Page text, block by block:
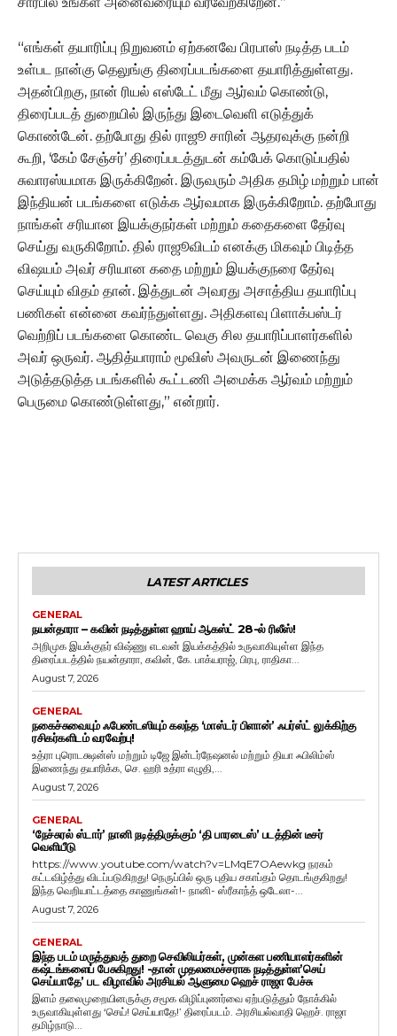
“எங்கள் தயாரிப்பு நிறுவனம் ஏற்கனவே பிரபாஸ் நடித்த படம்
உள்பட நான்கு தெலுங்கு திரைப்படங்களை தயாரித்துள்ளது.
அதன்பிறகு, நான் ரியல் எஸ்டேட் மீது ஆர்வம் கொண்டு,
திரைப்படத் துறையில் இருந்து இடைவெளி எடுத்துக்
கொண்டேன். தற்போது தில் ராஜூ சாரின் ஆதரவுக்கு நன்றி
கூறி, ‘கேம் சேஞ்சர்’ திரைப்படத்துடன் கம்பேக் கொடுப்பதில்
சுவாரஸ்யமாக இருக்கிறேன். இருவரும் அதிக தமிழ் மற்றும் பான்
இந்தியன் படங்களை எடுக்க ஆர்வமாக இருக்கிறோம். தற்போது
நாங்கள் சரியான இயக்குநர்கள் மற்றும் கதைகளை தேர்வு
செய்து வருகிறோம். தில் ராஜூவிடம் எனக்கு மிகவும் பிடித்த
விஷயம் அவர் சரியான கதை மற்றும் இயக்குநரை தேர்வு
செய்யும் விதம் தான். இத்துடன் அவரது அசாத்திய தயாரிப்பு
பணிகள் என்னை கவர்ந்துள்ளது. அதிகளவு பிளாக்பஸ்டர்
வெற்றிப் படங்களை கொண்ட வெகு சில தயாரிப்பாளர்களில்
அவர் ஒருவர். ஆதித்யாராம் மூவிஸ் அவருடன் இணைந்து
அடுத்தடுத்த படங்களில் கூட்டணி அமைக்க ஆர்வம் மற்றும்
பெருமை கொண்டுள்ளது,” என்றார்.
LATEST ARTICLES
GENERAL
நயன்தாரா – கவின் நடித்துள்ள ஹாய் ஆகஸ்ட் 28-ல் ரிலீஸ்!
அறிமுக இயக்குநர் விஷ்ணு எடவன் இயக்கத்தில் உருவாகியுள்ள இந்த
திரைப்படத்தில் நயன்தாரா, கவின், கே. பாக்யராஜ், பிரபு, ராதிகா...
August 7, 2026
GENERAL
நகைச்சுவையும் ஃபேண்டஸியும் கலந்த ‘மாஸ்டர் பிளான்’ ஃபர்ஸ்ட் லுக்கிற்கு
ரசிகர்களிடம் வரவேற்பு!
உத்ரா புரொடக்ஷன்ஸ் மற்றும் டிஜே இன்டர்நேஷனல் மற்றும் தியா ஃபிலிம்ஸ்
இணைந்து தயாரிக்க, செ. ஹரி உத்ரா எழுதி,...
August 7, 2026
GENERAL
‘நேச்சுரல் ஸ்டார்’ நானி நடித்திருக்கும் ‘தி பாரடைஸ்’ படத்தின் டீசர்
வெளியீடு
https://www.youtube.com/watch?v=LMqE7OAewkg நரகம்
கட்டவிழ்த்து விடப்படுகிறது! நெருப்பில் ஒரு புதிய சகாப்தம் தொடங்குகிறது!
இந்த வெறியாட்டத்தை காணுங்கள்!- நானி- ஸ்ரீகாந்த் ஒடேலா-...
August 7, 2026
GENERAL
இந்த படம் மருத்துவத் துறை செவிலியர்கள், முன்கள பணியாளர்களின்
கஷ்டங்களைப் பேசுகிறது! -தான் முதலமைச்சராக நடித்துள்ள’செய்
செய்யாதே’ பட விழாவில் அரசியல் ஆளுமை ஹெச் ராஜா பேச்சு
இளம் தலைமுறையினருக்கு சமூக விழிப்புணர்வை ஏற்படுத்தும் நோக்கில்
உருவாகியுள்ளது ‘செய்! செய்யாதே!’ திரைப்படம். அரசியல்வாதி ஹெச். ராஜா
தமிழ்நாடு...